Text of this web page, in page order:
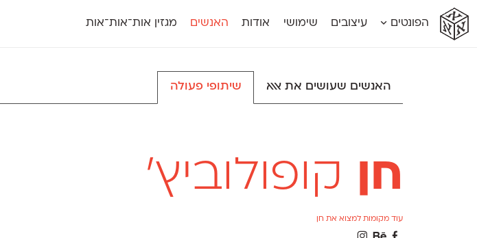
אא
אא
א
א
הפונטים עיצובים שימושי אודות האנשים מגזין אות־אות־אות
האנשים שעושים את אאא שיתופי פעולה
חן קופולוביץ'
עוד מקומות למצוא את חן